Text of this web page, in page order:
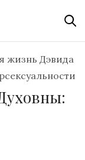
жизнь Дэвида